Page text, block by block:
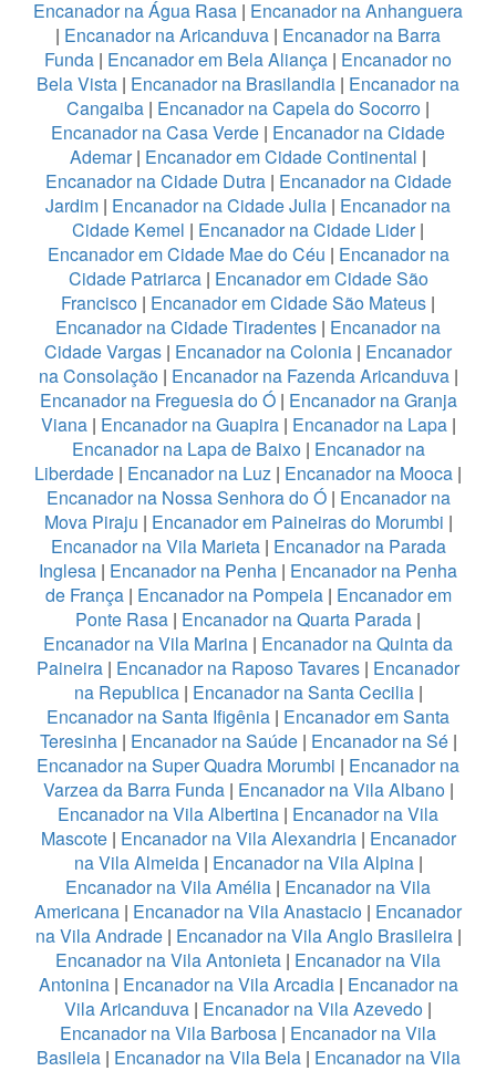
Encanador na Água Rasa | Encanador na Anhanguera
| Encanador na Aricanduva | Encanador na Barra
Funda | Encanador em Bela Aliança | Encanador no
Bela Vista | Encanador na Brasilandia | Encanador na
Cangaiba | Encanador na Capela do Socorro |
Encanador na Casa Verde | Encanador na Cidade
Ademar| Encanador em Cidade Continental |
Encanador na Cidade Dutra | Encanador na Cidade
Jardim | Encanador na Cidade Julia | Encanador na
Cidade Kemel | Encanador na Cidade Lider|
Encanador em Cidade Mae do Céu | Encanador na
Cidade Patriarca| Encanador em Cidade São
Francisco | Encanador em Cidade São Mateus |
Encanador na Cidade Tiradentes | Encanador na
Cidade Vargas | Encanador na Colonia | Encanador
na Consolação | Encanador na Fazenda Aricanduva|
Encanador na Freguesia do Ó| Encanador na Granja
Viana| Encanador na Guapira| Encanador na Lapa|
Encanador na Lapa de Baixo | Encanador na
Liberdade | Encanador na Luz | Encanador na Mooca |
Encanador na Nossa Senhora do Ó| Encanador na
Mova Piraju | Encanador em Paineiras do Morumbi |
Encanador na Vila Marieta| Encanador na Parada
Inglesa | Encanador na Penha | Encanador na Penha
de França | Encanador na Pompeia| Encanador em
Ponte Rasa | Encanador na Quarta Parada |
Encanador na Vila Marina | Encanador na Quinta da
Paineira | Encanador na Raposo Tavares | Encanador
na Republica| Encanador na Santa Cecilia|
Encanador na Santa Ifigênia | Encanador em Santa
Teresinha| Encanador na Saúde| Encanador na Sé|
Encanador na Super Quadra Morumbi | Encanador na
Varzea da Barra Funda| Encanador na Vila Albano|
Encanador na Vila Albertina | Encanador na Vila
Mascote| Encanador na Vila Alexandria| Encanador
na Vila Almeida | Encanador na Vila Alpina |
Encanador na Vila Amélia | Encanador na Vila
Americana | Encanador na Vila Anastacio | Encanador
na Vila Andrade| Encanador na Vila Anglo Brasileira|
Encanador na Vila Antonieta | Encanador na Vila
Antonina| Encanador na Vila Arcadia | Encanador na
Vila Aricanduva | Encanador na Vila Azevedo |
Encanador na Vila Barbosa | Encanador na Vila
Basileia| Encanador na Vila Bela| Encanador na Vila